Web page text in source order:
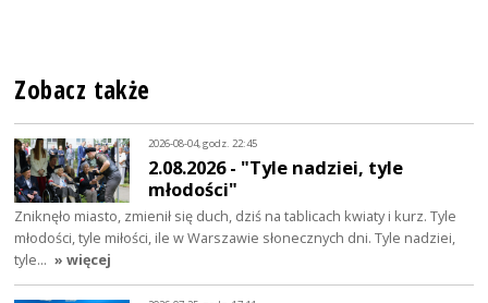
Zobacz także
2026-08-04, godz. 22:45
2.08.2026 - "Tyle nadziei, tyle
młodości"
Zniknęło miasto, zmienił się duch, dziś na tablicach kwiaty i kurz. Tyle
młodości, tyle miłości, ile w Warszawie słonecznych dni. Tyle nadziei,
tyle… » więcej